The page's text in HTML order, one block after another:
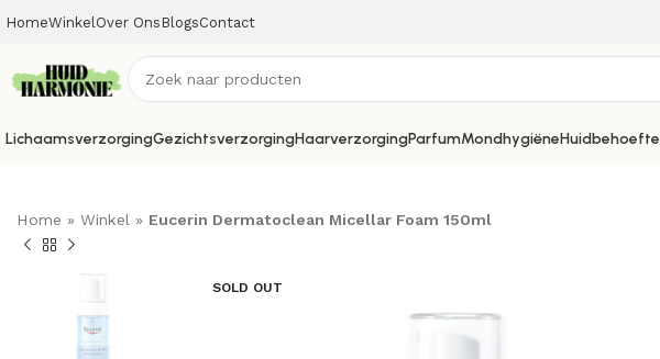
HomeWinkel Over Ons BlogsContact
LichaamsverzorgingGezichtsverzorgingHaarverzorgingParfumMondhygiëneHuidbehoefte
Home » Winkel » Eucerin Dermatoclean Micellar Foam 150ml
SOLD OUT